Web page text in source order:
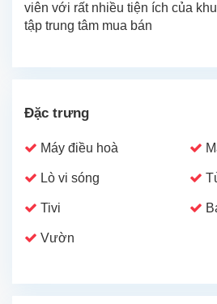
viên với rất nhiều tiện ích của
tập trung tâm mua bán
Đặc trưng
Máy điều hoà
Lò vi sóng
Tivi
Vườn